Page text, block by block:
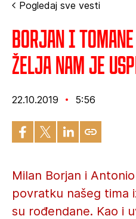
Pogledaj sve vesti
Borjan i
Želja nam je
22.10.2019 5:56
Milan Borjan i
povratku našeg tima
su rođendane. Kao i